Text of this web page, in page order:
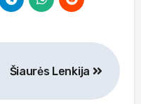
Šiaurės Lenkija